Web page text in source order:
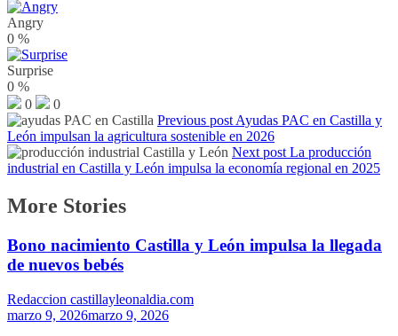
Angry
0 %
Surprise
0 %
0
0
Previous post Ayudas PAC en Castilla y
León impulsan la agricultura sostenible en 2026
Next post La producción
industrial en Castilla y León impulsa la economía regional en 2025
More Stories
Bono nacimiento Castilla y León impulsa la llegada
de nuevos bebés
Redaccion castillayleonaldia.com
marzo 9, 2026marzo 9, 2026